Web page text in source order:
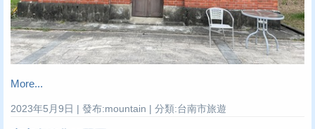
More...
2023年5月9日 | 發布:mountain | 分類:台南市旅遊